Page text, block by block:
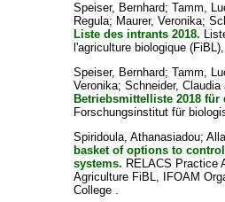
Speiser, Bernhard;Tamm,
Regula; Maurer, Veronika;
Liste des intrants 2018.
l'agriculture biologique
Speiser, Bernhard;Tamm,
Veronika;Schneider, Claudia
Betriebsmittelliste 2018 für
Forschungsinstitut für
Spiridoula, Athanasiadou;
basket of options to
systems. RELACS Practice
Agriculture FiBL, IFOAM
College .